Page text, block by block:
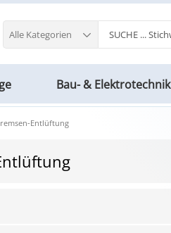
Alle Kategorien
Bau- & Elektrotechnik
Entlüftung